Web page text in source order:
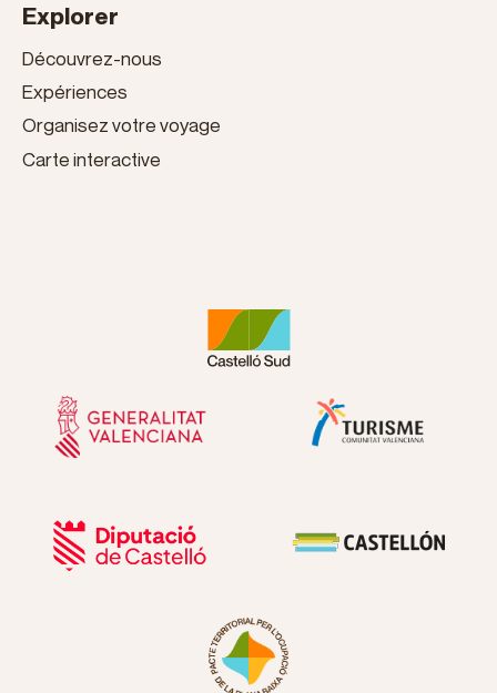
Explorer
Découvrez-nous
Expériences
Organisez votre voyage
Carte interactive